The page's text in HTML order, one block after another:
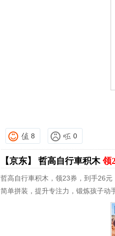
8 0
【京东】 哲高自行車积木领
哲高自行車积木，领23券，到手26元
简单拼装，提升专注力，锻炼孩子动